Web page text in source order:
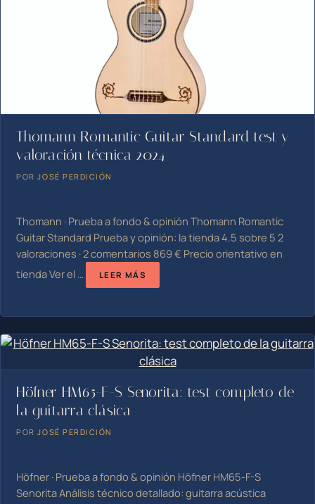
Thomann Romantic Guitar Standard test y
valoración técnica 2024
PORJOSÉ PERDICIÓN
Thomann · Prueba a fondo & opinión Thomann Romantic
Guitar Standard Prueba y opinión: la tienda 4.5 sobre 5 2
valoraciones · 2 comentarios 869 € Precio orientativo en
tienda Ver el …
LEER MÁS
Höfner HM65-F-S Senorita: test completo de
la guitarra clásica
PORJOSÉ PERDICIÓN
Höfner · Prueba a fondo & opinión Höfner HM65-F-S
Senorita Análisis técnico detallado: guitarra acústica